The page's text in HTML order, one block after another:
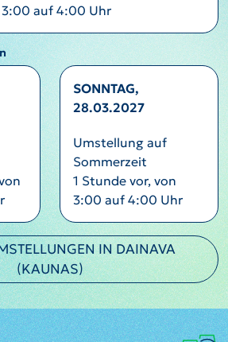
3:00 auf 4:00 Uhr
SONNTAG,
28.03.2027
Umstellung auf
Sommerzeit
1 Stunde vor, von
3:00 auf 4:00 Uhr
IN DAINAVA
(KAUNAS)